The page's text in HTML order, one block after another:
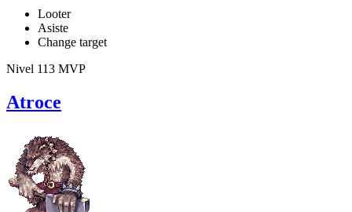
Looter
Asiste
Change target
Nivel 113 MVP
Atroce